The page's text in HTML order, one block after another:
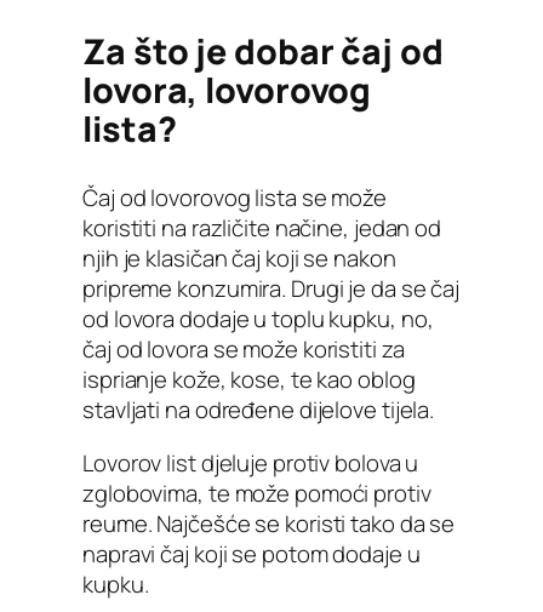
Za što je dobar čaj od
lovora, lovorovog
lista?
Čaj od lovorovog lista se može
koristiti na različite načine, jedan od
njih je klasičan čaj koji se nakon
pripreme konzumira. Drugi je da se čaj
od lovora dodaje u toplu kupku, no,
čaj od lovora se može koristiti za
isprianje kože, kose, te kao oblog
stavljati na određene dijelove tijela.
Lovorov list djeluje protiv bolova u
zglobovima, te može pomoći protiv
reume. Najčešće se koristi tako da se
napravi čaj koji se potom dodaje u
kupku.